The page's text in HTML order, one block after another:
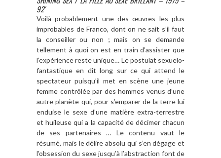
92′
Voilà probablement une des œuvres les plus
improbables de Franco, dont on ne sait s’il faut
la conseiller ou non ; mais on se demande
tellement à quoi on est en train d’assister que
l’expérience reste unique… Le postulat sexuelo-
fantastique en dit long sur ce qui attend le
spectateur puisqu’il met en scène une jeune
femme contrôlée par des hommes venus d’une
autre planète qui, pour s’emparer de la terre lui
enduise le sexe d’une matière extra-terrestre
et huileuse qui a la capacité de décimer chacun
de ses partenaires … Le contenu vaut le
résumé, mais le délire absolu qui s’en dégage et
l’obsession du sexe jusqu’à l’abstraction font de